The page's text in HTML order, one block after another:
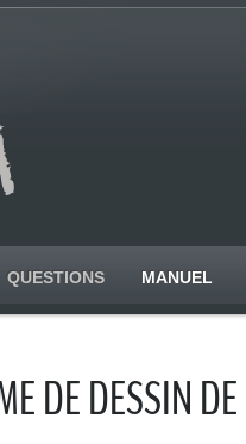
QUESTIONS MANUEL
DE DESSIN